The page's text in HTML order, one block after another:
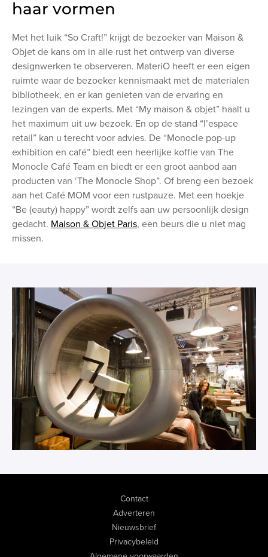
haar vormen
Met het luik “So Craft!” krijgt de bezoeker van Maison &
Objet de kans om in alle rust het ontwerp van diverse
designwerken te observeren. MateriO heeft er een eigen
ruimte waar de bezoeker kennismaakt met de materialen
bibliotheek, en er kan genieten van de ervaring en
lezingen van de experts. Met “My maison & objet” haalt u
het maximum uit uw bezoek. En op de stand “l’espace
retail” kan u terecht voor advies. De “Monocle pop-up
exhibition en café” biedt een heerlijke koffie van The
Monocle Café Team en biedt er een groot aanbod aan
producten van ‘The Monocle Shop”. Of breng een bezoek
aan het Café MOM voor een rustpauze. Met een hoekje
“Be (eauty) happy” wordt zelfs aan uw persoonlijk design
gedacht. Maison & Objet Paris, een beurs die u niet mag
missen.
Contact
Adverteren
Nieuwsbrief
Privacybeleid